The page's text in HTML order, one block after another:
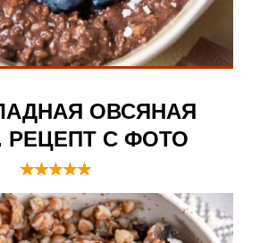
ОВСЯНАЯ
РЕЦЕПТ С ФОТО